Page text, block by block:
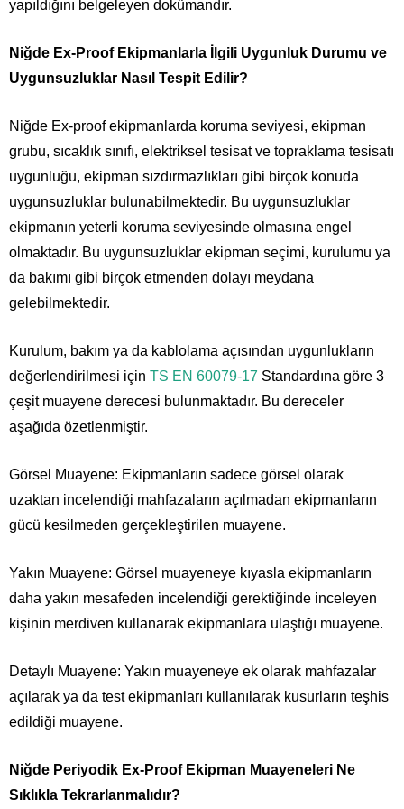
yapıldığını belgeleyen dokümandır.
Niğde Ex-Proof Ekipmanlarla İlgili Uygunluk Durumu ve
Uygunsuzluklar Nasıl Tespit Edilir?
Niğde Ex-proof ekipmanlarda koruma seviyesi, ekipman
grubu, sıcaklık sınıfı, elektriksel tesisat ve topraklama tesisatı
uygunluğu, ekipman sızdırmazlıkları gibi birçok konuda
uygunsuzluklar bulunabilmektedir. Bu uygunsuzluklar
ekipmanın yeterli koruma seviyesinde olmasına engel
olmaktadır. Bu uygunsuzluklar ekipman seçimi, kurulumu ya
da bakımı gibi birçok etmenden dolayı meydana
gelebilmektedir.
Kurulum, bakım ya da kablolama açısından uygunlukların
değerlendirilmesi için TS EN 60079-17 Standardına göre 3
çeşit muayene derecesi bulunmaktadır. Bu dereceler
aşağıda özetlenmiştir.
Görsel Muayene: Ekipmanların sadece görsel olarak
uzaktan incelendiği mahfazaların açılmadan ekipmanların
gücü kesilmeden gerçekleştirilen muayene.
Yakın Muayene: Görsel muayeneye kıyasla ekipmanların
daha yakın mesafeden incelendiği gerektiğinde inceleyen
kişinin merdiven kullanarak ekipmanlara ulaştığı muayene.
Detaylı Muayene: Yakın muayeneye ek olarak mahfazalar
açılarak ya da test ekipmanları kullanılarak kusurların teşhis
edildiği muayene.
Niğde Periyodik Ex-Proof Ekipman Muayeneleri Ne
Sıklıkla Tekrarlanmalıdır?